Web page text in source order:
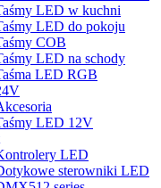
LED w kuchni
LED do pokoju
COB
LED na schody
LED RGB
LED 12V
LED
sterowniki LED